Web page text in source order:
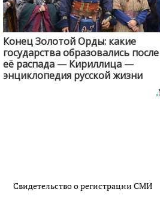
Конец Золотой Орды: какие
государства образовались после
её распада — Кириллица —
энциклопедия русской жизни
Свидетельство о регистрации СМИ